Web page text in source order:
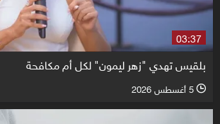
03:37
بلقيس تهدي "زهر ليمون" لكل أم مكافحة
l 5 أغسطس 2026